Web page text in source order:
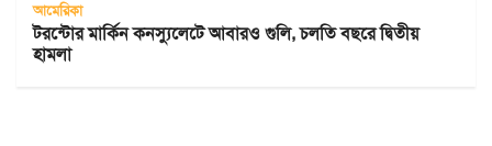
আমেরিকা
টরন্টোর মার্কিন কনস্যুলেটে আবারও গুলি, চলতি বছরে দ্বিতীয়
হামলা